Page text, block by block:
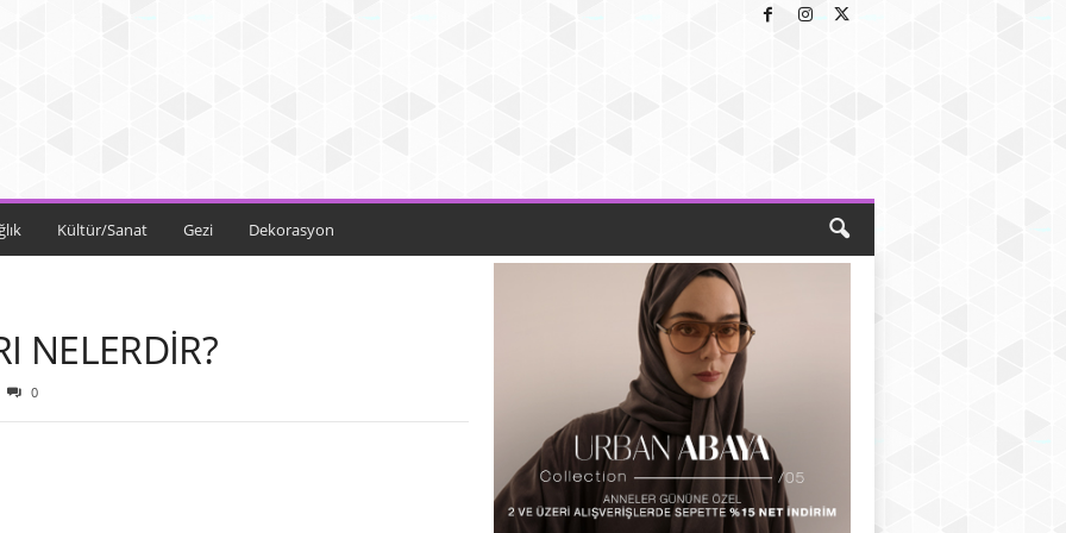
Kültür/Sanat Gezi Dekorasyon
NELERDİR?
0